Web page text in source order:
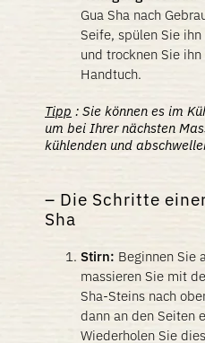
Gua Sha nach
Seife, spülen Sie
und trocknen Sie
Handtuch.
Tipp : Sie können es im
um bei Ihrer nächsten
kühlenden und
Die Schritte
Sha
Stirn: Beginnen Sie
massieren Sie mit
Sha-Steins nach
dann an den Seiten
Wiederholen Sie